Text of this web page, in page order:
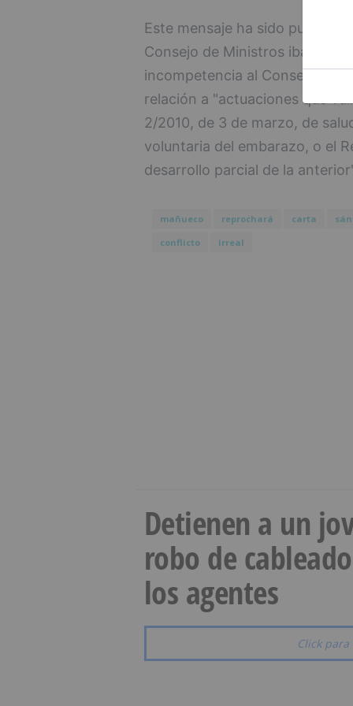
Este mensaje ha sido
Consejo de Ministros iba a
incompetencia al Consejo de
relación a "actuaciones que
2/2010, de 3 de marzo, de
voluntaria del embarazo, o el
desarrollo parcial de la
mañueco reprochará carta
conflicto
irreal
Detienen a un
robo de
los agentes
Click